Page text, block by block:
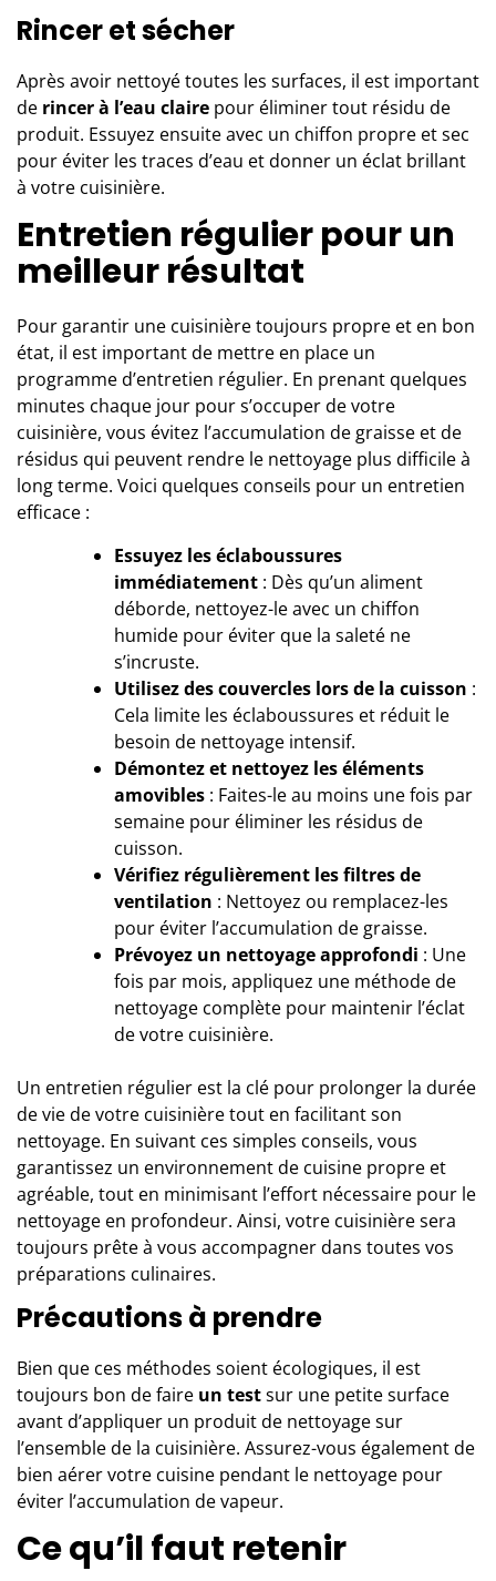
Rincer et sécher
Après avoir nettoyé toutes les surfaces, il est important
de rincer à l’eau claire pour éliminer tout résidu de
produit. Essuyez ensuite avec un chiffon propre et sec
pour éviter les traces d’eau et donner un éclat brillant
à votre cuisinière.
Entretien régulier pour un
meilleur résultat
Pour garantir une cuisinière toujours propre et en bon
état, il est important de mettre en place un
programme d’entretien régulier. En prenant quelques
minutes chaque jour pour s’occuper de votre
cuisinière, vous évitez l’accumulation de graisse et de
résidus qui peuvent rendre le nettoyage plus difficile à
long terme. Voici quelques conseils pour un entretien
efficace :
Essuyez les éclaboussures
immédiatement : Dès qu’un aliment
déborde, nettoyez-le avec un chiffon
humide pour éviter que la saleté ne
s’incruste.
Utilisez des couvercles lors de la cuisson :
Cela limite les éclaboussures et réduit le
besoin de nettoyage intensif.
Démontez et nettoyez les éléments
amovibles : Faites-le au moins une fois par
semaine pour éliminer les résidus de
cuisson.
Vérifiez régulièrement les filtres de
ventilation : Nettoyez ou remplacez-les
pour éviter l’accumulation de graisse.
Prévoyez un nettoyage approfondi : Une
fois par mois, appliquez une méthode de
nettoyage complète pour maintenir l’éclat
de votre cuisinière.
Un entretien régulier est la clé pour prolonger la durée
de vie de votre cuisinière tout en facilitant son
nettoyage. En suivant ces simples conseils, vous
garantissez un environnement de cuisine propre et
agréable, tout en minimisant l’effort nécessaire pour le
nettoyage en profondeur. Ainsi, votre cuisinière sera
toujours prête à vous accompagner dans toutes vos
préparations culinaires.
Précautions à prendre
Bien que ces méthodes soient écologiques, il est
toujours bon de faire un testsur une petite surface
avant d’appliquer un produit de nettoyage sur
l’ensemble de la cuisinière. Assurez-vous également de
bien aérer votre cuisine pendant le nettoyage pour
éviter l’accumulation de vapeur.
Ce qu’il faut retenir